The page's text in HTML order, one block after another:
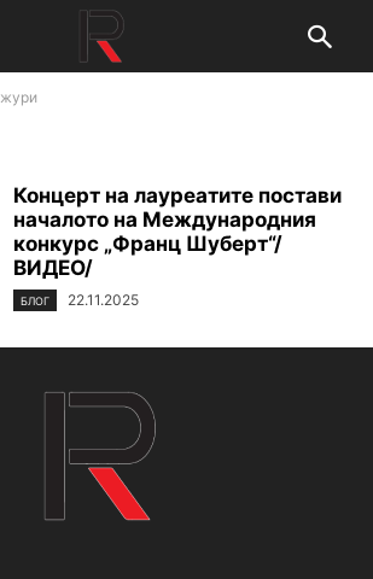
жури
Концерт на лауреатите постави
началото на Международния
конкурс „Франц Шуберт“/
ВИДЕО/
БЛОГ 22.11.2025